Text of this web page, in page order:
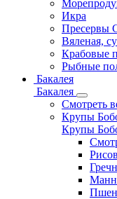
Икра
Пресервы
Вяленая,
Крабовые
Рыбные
Бакалея
Бакалея
Смотреть
Крупы
Крупы